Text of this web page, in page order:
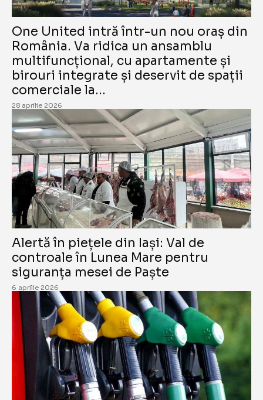
One United intră într-un nou oraș din
România. Va ridica un ansamblu
multifuncțional, cu apartamente și
birouri integrate și deservit de spații
comerciale la...
28 aprilie 2026
Alertă în piețele din Iași: Val de
controale în Lunea Mare pentru
siguranța mesei de Paște
6 aprilie 2026